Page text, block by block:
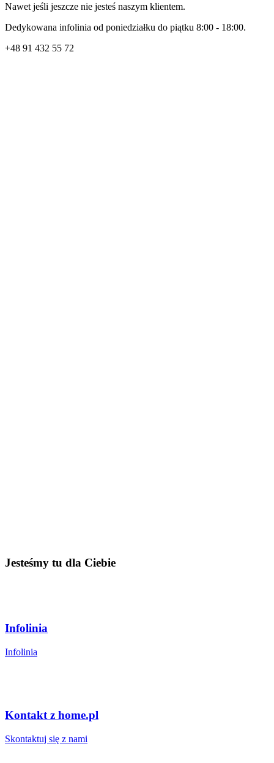
Nawet jeśli jeszcze nie jesteś naszym klientem.
Dedykowana infolinia od poniedziałku do piątku 8:00 - 18:00.
+48 91 432 55 72
Jesteśmy tu dla Ciebie
Infolinia
Infolinia
Kontakt z home.pl
Skontaktuj się z nami